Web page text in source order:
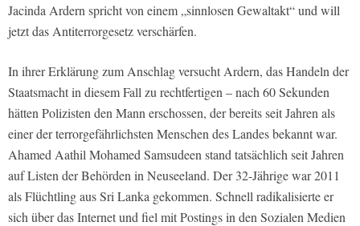
Jacinda Ardern spricht von einem „sinnlosen Gewaltakt“ und will
jetzt das Antiterrorgesetz verschärfen.
In ihrer Erklärung zum Anschlag versucht Ardern, das Handeln der
Staatsmacht in diesem Fall zu rechtfertigen – nach 60 Sekunden
hätten Polizisten den Mann erschossen, der bereits seit Jahren als
einer der terrorgefährlichsten Menschen des Landes bekannt war.
Ahamed Aathil Mohamed Samsudeen stand tatsächlich seit Jahren
auf Listen der Behörden in Neuseeland. Der 32-Jährige war 2011
als Flüchtling aus Sri Lanka gekommen. Schnell radikalisierte er
sich über das Internet und fiel mit Postings in den Sozialen Medien